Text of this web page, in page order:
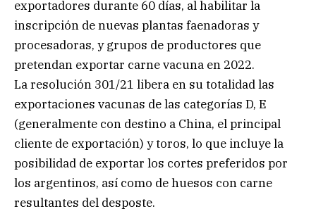
exportadores durante 60 días, al habilitar la
inscripción de nuevas plantas faenadoras y
procesadoras, y grupos de productores que
pretendan exportar carne vacuna en 2022.
La resolución 301/21 libera en su totalidad las
exportaciones vacunas de las categorías D, E
(generalmente con destino a China, el principal
cliente de exportación) y toros, lo que incluye la
posibilidad de exportar los cortes preferidos por
los argentinos, así como de huesos con carne
resultantes del desposte.